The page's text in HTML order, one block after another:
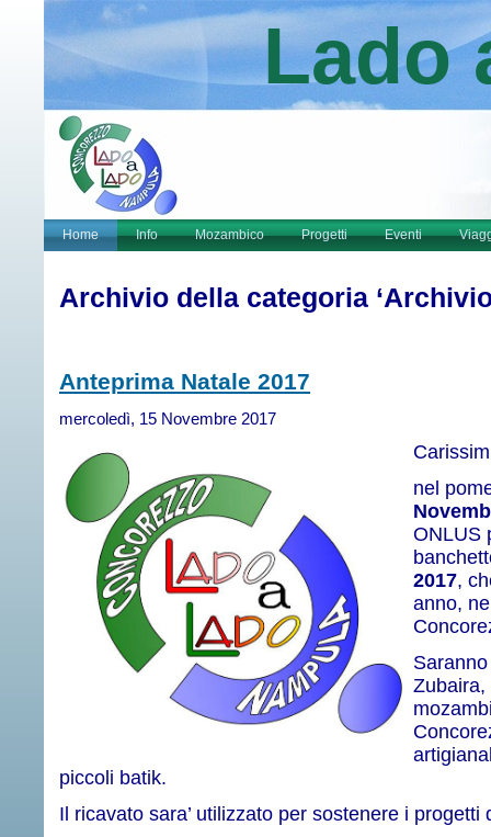
Lado
Home Info Mozambico Progetti Eventi
Archivio della categoria ‘Archivio
Anteprima Natale 2017
mercoledì, 15 Novembre 2017
nel
ONLUS
2017,
anno,
Zubaira,
piccoli batik.
Il ricavato sara’ utilizzato per sostenere i progetti